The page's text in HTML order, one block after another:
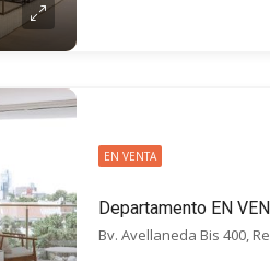
EN VENTA
Bv. Avellaneda Bis 400,